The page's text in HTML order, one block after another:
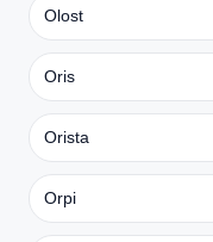
Olost
Oris
Orista
Orpi